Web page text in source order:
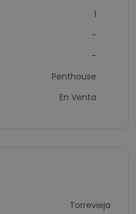
1
-
-
Penthouse
En Venta
Torrevieja